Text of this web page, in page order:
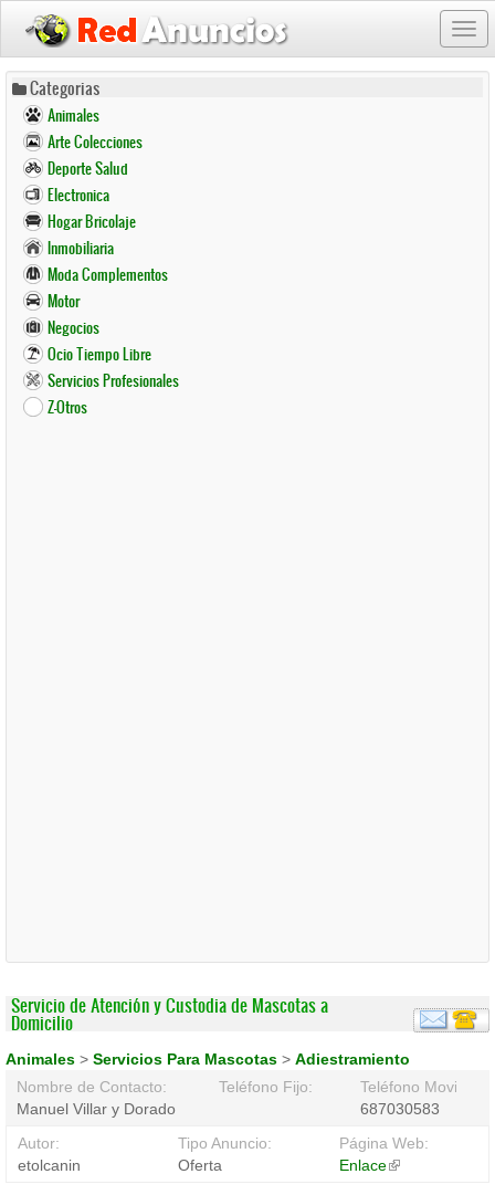
Pasar
contenido
principal
Categorias
Animales
Arte Colecciones
Deporte Salud
Electronica
Hogar Bricolaje
Inmobiliaria
Moda Complementos
Motor
Negocios
Ocio Tiempo Libre
Servicios Profesionales
Z-Otros
Servicio de Atención y Custodia de Mascotas a
Domicilio
Animales > Servicios Para Mascotas > Adiestramiento
Nombre de Contacto:
Manuel Villar y Dorado
Teléfono Fijo:
Teléfono Movil:
687030583
Autor:
etolcanin
Tipo Anuncio:
Oferta
Página Web:
Enlace(link